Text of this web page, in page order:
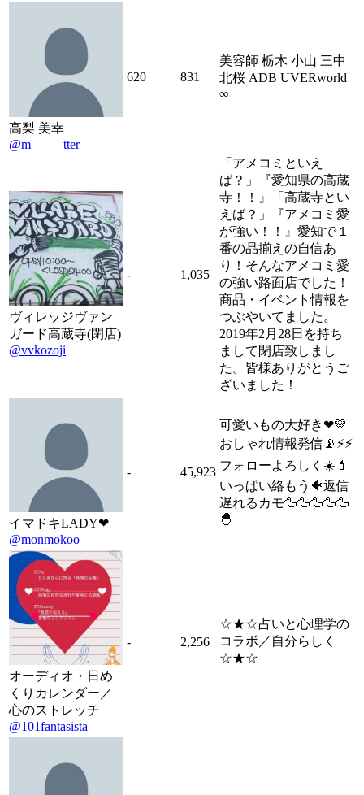
高梨 美幸
@m_____tter
620 831
美容師 栃木 小山 三中
北桜 ADB UVERworld
∞
ヴィレッジヴァン
ガード高蔵寺(閉店)
@vvkozoji
- 1,035
「アメコミといえ
ば？」『愛知県の高蔵
寺！！』「高蔵寺とい
えば？」『アメコミ愛
が強い！！』愛知で１
番の品揃えの自信あ
り！そんなアメコミ愛
の強い路面店でした！
商品・イベント情報を
つぶやいてました。
2019年2月28日を持ち
まして閉店致しまし
た。皆様ありがとうご
ざいました！
イマドキLADY❤︎
@monmokoo
- 45,923
可愛いもの大好き❤💛
おしゃれ情報発信📡⚡️⚡️
フォローよろしく☀️💄
いっぱい絡もう🐠返信
遅れるカモ🦆🦆🦆🦆🦆
🐣
オーディオ・日め
くりカレンダー／
心のストレッチ
@101fantasista
- 2,256
☆★☆占いと心理学の
コラボ／自分らしく
☆★☆